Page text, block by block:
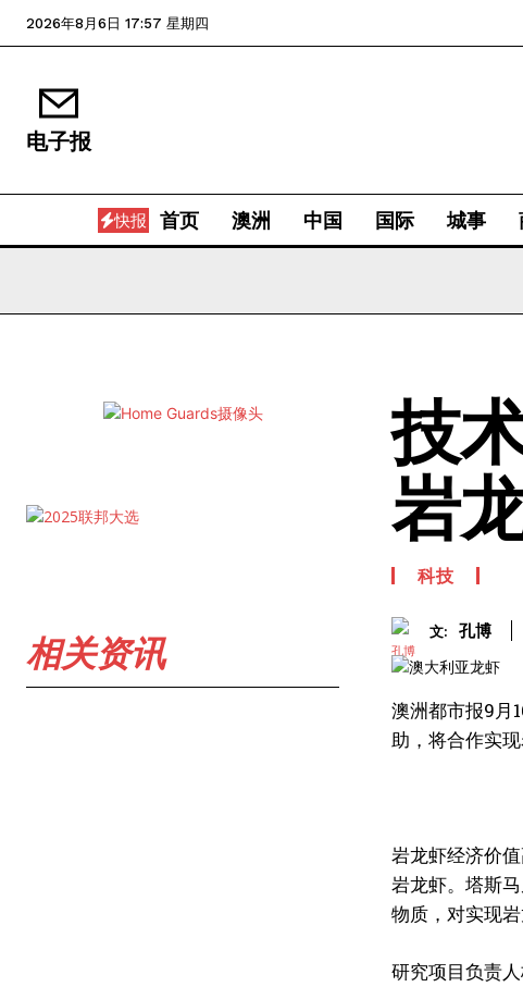
2026年8月6日 17:57 星期四
电子报
快报 首页 澳洲 中国 国际 城事
相关资讯
技
岩
科技
文: 孔博
澳洲都市报9月
助，将合作实
岩龙虾经济价
岩龙虾。塔斯
物质，对实现
研究项目负责